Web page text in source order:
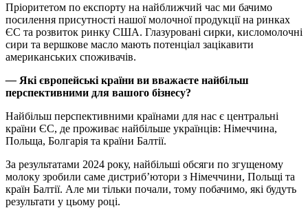
Пріоритетом по експорту на найближчий час ми бачимо
посилення присутності нашої молочної продукції на ринках
ЄС та розвиток ринку США. Глазуровані сирки, кисломолочні
сири та вершкове масло мають потенціал зацікавити
американських споживачів.
— Які європейські країни ви вважаєте найбільш
перспективними для вашого бізнесу?
Найбільш перспективними країнами для нас є центральні
країни ЄС, де проживає найбільше українців: Німеччина,
Польща, Болгарія та країни Балтії.
За результатами 2024 року, найбільші обсяги по згущеному
молоку зробили саме дистриб’ютори з Німеччини, Польщі та
країн Балтії. Але ми тільки почали, тому побачимо, які будуть
результати у цьому році.